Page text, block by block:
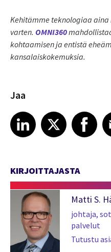
Kehitämme teknologiaa aina
varten. OMNI360
kohtaamisen ja entistä
kansalaiskokemuksia.
Jaa
Share article on LinkedIn
LinkedIn
Share article on XShare article on
KIRJOITTAJASTA
Matti S.
johtaja,
palvelut
Tutustu